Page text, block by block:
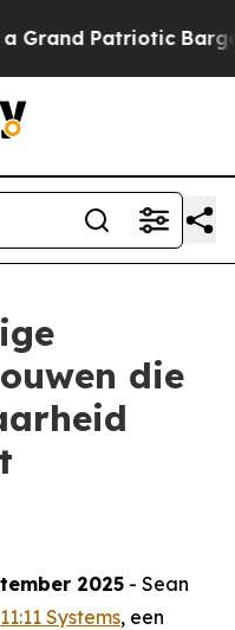
Patriotic Bargain
die
2025 - Sean
11:11 Systems, een